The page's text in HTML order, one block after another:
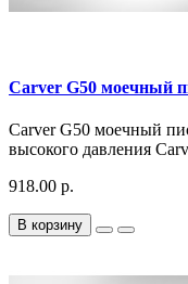
Carver G50 моечный
Carver G50 моечный
высокого давления
918.00 р.
В корзину